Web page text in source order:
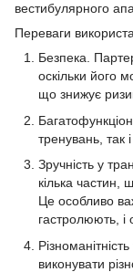
вестибулярного
Переваги
Безпека.
оскільки його
що знижує
тренувань, так
Зручність у
кілька частин,
Це особливо
гастролюють, і
виконувати